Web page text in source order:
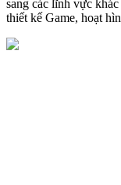
sang các lĩnh vực
thiết kế Game, hoạt